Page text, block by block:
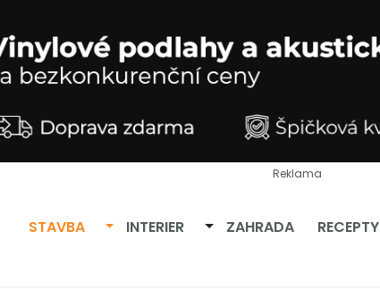
Reklama
STAVBA Přepnout dropdown
INTERIER Přepnout dropdown
ZAHRADA RECEPTY